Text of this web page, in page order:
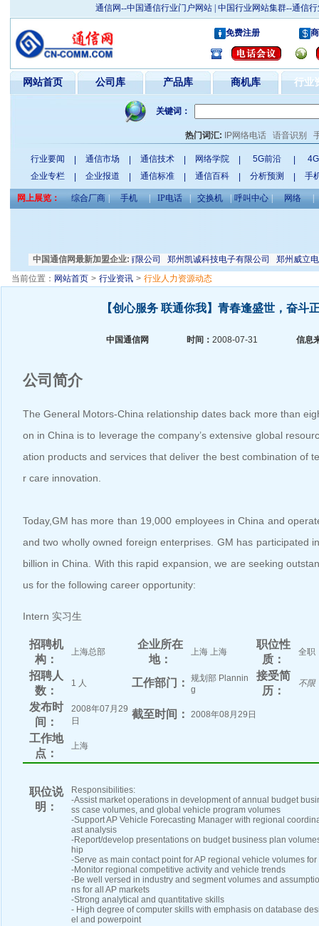
通信网--中国通信行业门户网站 | 中国行业网站集群--通信
免费注册
网站首页 公司库 产品库 商机库 行业
关键词：
热门词汇: IP网络电话 语音识别
行业要闻 通信市场 通信技术 网络学院 5G前沿
企业专栏
企业报道 通信标准 通信百科 分析预测 手
网上展览： 综合厂商 | 手机 | IP电话 | 交换机 | 呼叫中心 | 网络 |
中国通信网最新加盟企业:
布联合经销部 深圳星和电子有限公司 郑州凯诚科技电子有限公司
郑州威立电子
当前位置： 网站首页 > 行业资讯 > 行业人力资源动态
【创心服务 联通你我】青春逢盛世，奋斗
中国通信网 时间： 2008-07-31 信息
公司简介
The General Motors-China relationship dates back more than
on in China is to leverage the company’s extensive global
ation products and services that deliver the best combination of
r care innovation.
Today,GM has more than 19,000 employees in China and
and two wholly owned foreign enterprises. GM has participated
billion in China. With this rapid expansion, we are seeking
us for the following career opportunity:
Intern 实习生
招聘机
构：
上海总部
企业所在
地：
上海 上海
职位性
质：
全职
招聘人
数：
1 人 工作部门：
规划部 Plannin
g
接受简
历：
不限
发布时
间：
2008年07月29
日
截至时间： 2008年08月29日
工作地
点：
上海
职位说
明：
Responsibilities:
-Assist market operations in development of annual budget
ss case volumes, and global vehicle program volumes
-Support AP Vehicle Forecasting Manager with regional
ast analysis
-Report/develop presentations on budget business plan
hip
-Serve as main contact point for AP regional vehicle volumes
-Monitor regional competitive activity and vehicle trends
-Be well versed in industry and segment volumes and
ns for all AP markets
-Strong analytical and quantitative skills
- High degree of computer skills with emphasis on database
el and powerpoint